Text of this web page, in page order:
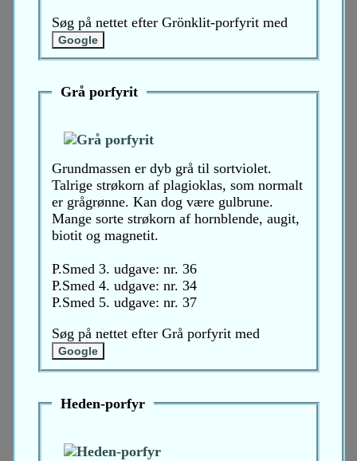
Søg på nettet efter Grönklit-porfyrit med
Grå porfyrit
Grundmassen er dyb grå til sortviolet.
Talrige strøkorn af plagioklas, som normalt
er grågrønne. Kan dog være gulbrune.
Mange sorte strøkorn af hornblende, augit,
biotit og magnetit.
P.Smed 3. udgave: nr. 36
P.Smed 4. udgave: nr. 34
P.Smed 5. udgave: nr. 37
Søg på nettet efter Grå porfyrit med
Heden-porfyr